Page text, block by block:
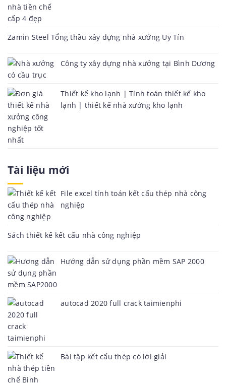
Zamin Steel Tổng thầu xây dựng nhà xưởng Uy Tín
Công ty xây dựng nhà xưởng tại Bình Dương
Thiết kế kho lạnh | Tính toán thiết kế kho
lạnh | thiết kế nhà xưởng kho lạnh
Tài liệu mới
File excel tính toán kết cấu thép nhà công
nghiệp
Sách thiết kế kết cấu nhà công nghiệp
Hướng dẫn sử dụng phần mềm SAP 2000
autocad 2020 full crack taimienphi
Bài tập kết cấu thép có lời giải